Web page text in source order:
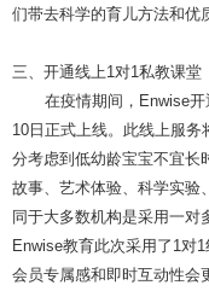
们带去科学的育儿方法和优
三、开通线上1对1私教课堂
在疫情期间，Enwise
10日正式上线。此线上服
分考虑到低幼龄宝宝不宜长
故事、艺术体验、科学实验
同于大多数机构是采用一对
Enwise教育此次采用了1对
会员专属感和即时互动性会